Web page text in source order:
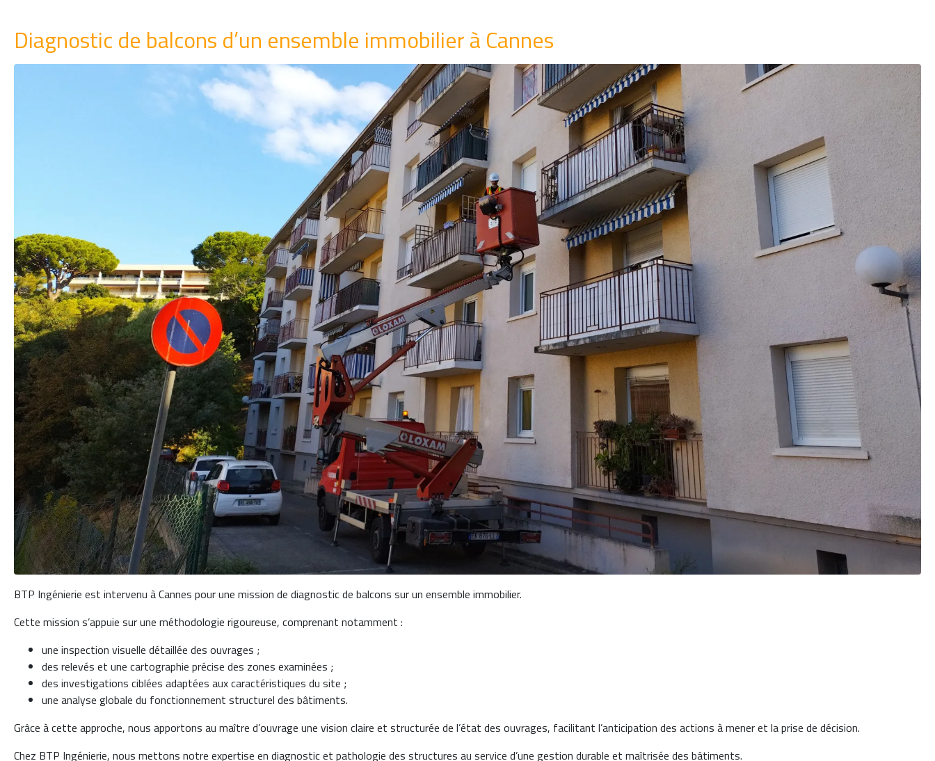
Diagnostic de balcons d’un ensemble immobilier à Cannes
BTP Ingénierie est intervenu à Cannes pour une mission de diagnostic de balcons sur un ensemble immobilier.
Cette mission s’appuie sur une méthodologie rigoureuse, comprenant notamment :
une inspection visuelle détaillée des ouvrages ;
des relevés et une cartographie précise des zones examinées ;
des investigations ciblées adaptées aux caractéristiques du site ;
une analyse globale du fonctionnement structurel des bâtiments.
Grâce à cette approche, nous apportons au maître d’ouvrage une vision claire et structurée de l’état des ouvrages, facilitant l’anticipation des actions à mener et la prise de décision.
Chez BTP Ingénierie, nous mettons notre expertise en diagnostic et pathologie des structures au service d’une gestion durable et maîtrisée des bâtiments.